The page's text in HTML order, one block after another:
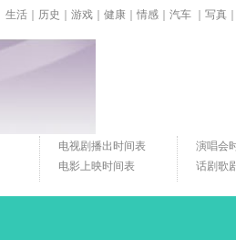
生活 历史 游戏 健康 情感 汽车 写真
演唱会
话剧歌
电视剧播出时间表
电影上映时间表